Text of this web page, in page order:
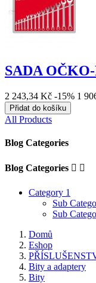
SADA
2 243,34 Kč -15% 1
Přidat do košíku
All Products
Blog Categories
Blog Categories  
Category 1
Sub
Sub
Domů
Eshop
Bity a adaptery
Bity